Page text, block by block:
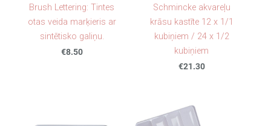
Brush Lettering: Tintes
otas veida marķieris ar
sintētisko galiņu.
€8.50
Schmincke akvareļu
krāsu kastīte 12 x 1/1
kubiņiem / 24 x 1/2
kubiņiem
€21.30